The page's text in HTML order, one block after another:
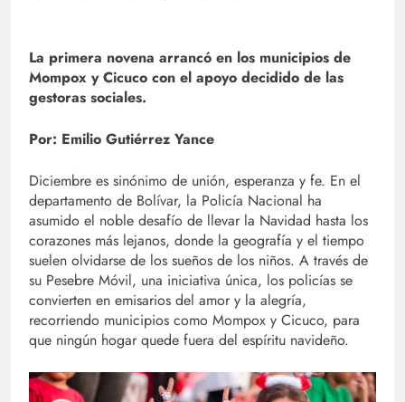
La primera novena arrancó en los municipios de
Mompox y Cicuco con el apoyo decidido de las
gestoras sociales.
Por: Emilio Gutiérrez Yance
Diciembre es sinónimo de unión, esperanza y fe. En el
departamento de Bolívar, la Policía Nacional ha
asumido el noble desafío de llevar la Navidad hasta los
corazones más lejanos, donde la geografía y el tiempo
suelen olvidarse de los sueños de los niños. A través de
su Pesebre Móvil, una iniciativa única, los policías se
convierten en emisarios del amor y la alegría,
recorriendo municipios como Mompox y Cicuco, para
que ningún hogar quede fuera del espíritu navideño.